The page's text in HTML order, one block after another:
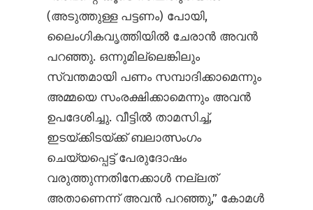
(അടുത്തുള്ള പട്ടണം) പോയി,
ലൈംഗികവൃത്തിയിൽ ചേരാൻ അവൻ
പറഞ്ഞു. ഒന്നുമില്ലെങ്കിലും
സ്വന്തമായി പണം സമ്പാദിക്കാമെന്നും
അമ്മയെ സംരക്ഷിക്കാമെന്നും അവൻ
ഉപദേശിച്ചു. വീട്ടിൽ താമസിച്ച്,
ഇടയ്ക്കിടയ്ക്ക് ബലാത്സംഗം
ചെയ്യപ്പെട്ട് പേരുദോഷം
വരുത്തുന്നതിനേക്കാൾ നല്ലത്
അതാണെന്ന് അവൻ പറഞ്ഞു,” കോമൾ